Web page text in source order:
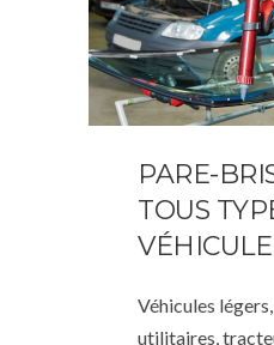
PARE-
TOUS
VÉHICULE
Véhicules
utilitaires,